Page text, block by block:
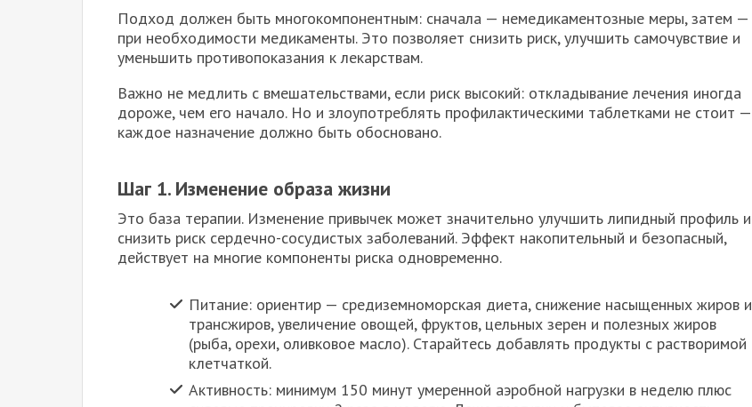
Подход должен быть многокомпонентным: сначала — немедикаментозные меры, затем —
при необходимости медикаменты. Это позволяет снизить риск, улучшить самочувствие и
уменьшить противопоказания к лекарствам.
Важно не медлить с вмешательствами, если риск высокий: откладывание лечения иногда
дороже, чем его начало. Но и злоупотреблять профилактическими таблетками не стоит —
каждое назначение должно быть обосновано.
Шаг 1. Изменение образа жизни
Это база терапии. Изменение привычек может значительно улучшить липидный профиль и
снизить риск сердечно-сосудистых заболеваний. Эффект накопительный и безопасный,
действует на многие компоненты риска одновременно.
Питание: ориентир — средиземноморская диета, снижение насыщенных жиров и
трансжиров, увеличение овощей, фруктов, цельных зерен и полезных жиров
(рыба, орехи, оливковое масло). Старайтесь добавлять продукты с растворимой
клетчаткой.
Активность: минимум 150 минут умеренной аэробной нагрузки в неделю плюс